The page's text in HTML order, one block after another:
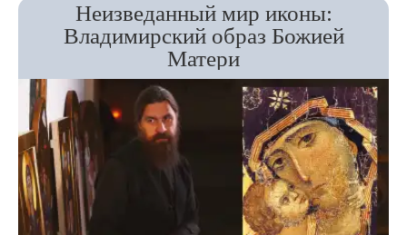
Неизведанный мир иконы:
Владимирский образ Божией
Матери